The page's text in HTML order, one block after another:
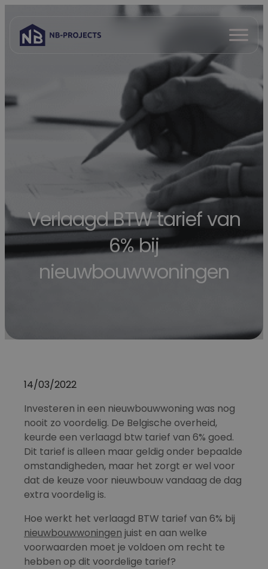
naar
inhoud
Open
menu
Verlaagd BTW tarief van
6% bij
nieuwbouwwoningen
14/03/2022
Investeren in een nieuwbouwwoning was nog
nooit zo voordelig. De Belgische overheid,
keurde een verlaagd btw tarief van 6% goed.
Dit tarief is alleen maar geldig onder bepaalde
omstandigheden, maar het zorgt er wel voor
dat de keuze voor nieuwbouw vandaag de dag
extra voordelig is.
Hoe werkt het verlaagd BTW tarief van 6% bij
nieuwbouwwoningen juist en aan welke
voorwaarden moet je voldoen om recht te
hebben op dit voordelige tarief?